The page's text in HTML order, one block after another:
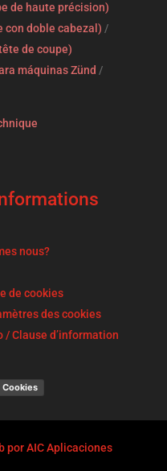
de haute précision)
con doble cabezal) /
de coupe)
máquinas Zünd /
nous?
de cookies
des cookies
/ Clause d’information
Cookies
por AIC Aplicaciones